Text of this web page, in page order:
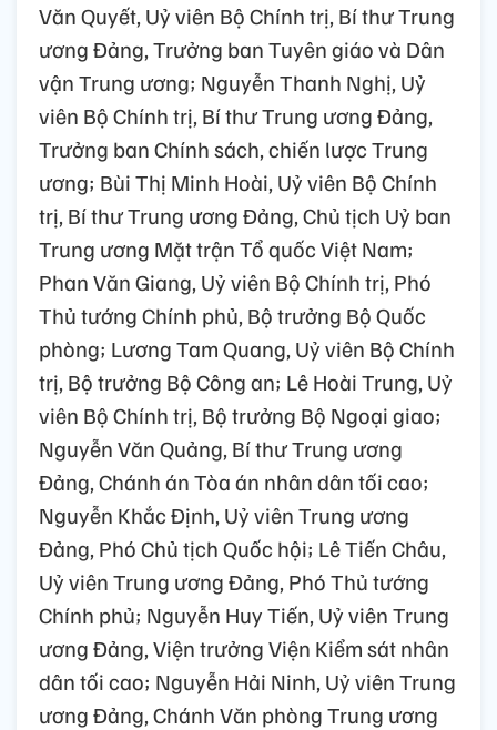
Văn Quyết, Uỷ viên Bộ Chính trị, Bí thư Trung
ương Đảng, Trưởng ban Tuyên giáo và Dân
vận Trung ương; Nguyễn Thanh Nghị, Uỷ
viên Bộ Chính trị, Bí thư Trung ương Đảng,
Trưởng ban Chính sách, chiến lược Trung
ương; Bùi Thị Minh Hoài, Uỷ viên Bộ Chính
trị, Bí thư Trung ương Đảng, Chủ tịch Uỷ ban
Trung ương Mặt trận Tổ quốc Việt Nam;
Phan Văn Giang, Uỷ viên Bộ Chính trị, Phó
Thủ tướng Chính phủ, Bộ trưởng Bộ Quốc
phòng; Lương Tam Quang, Uỷ viên Bộ Chính
trị, Bộ trưởng Bộ Công an; Lê Hoài Trung, Uỷ
viên Bộ Chính trị, Bộ trưởng Bộ Ngoại giao;
Nguyễn Văn Quảng, Bí thư Trung ương
Đảng, Chánh án Tòa án nhân dân tối cao;
Nguyễn Khắc Định, Uỷ viên Trung ương
Đảng, Phó Chủ tịch Quốc hội; Lê Tiến Châu,
Uỷ viên Trung ương Đảng, Phó Thủ tướng
Chính phủ; Nguyễn Huy Tiến, Uỷ viên Trung
ương Đảng, Viện trưởng Viện Kiểm sát nhân
dân tối cao; Nguyễn Hải Ninh, Uỷ viên Trung
ương Đảng, Chánh Văn phòng Trung ương